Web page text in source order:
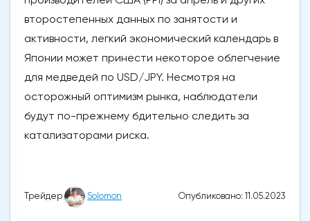
второстепенных данных по занятости и
активности, легкий экономический календарь в
Японии может принести некоторое облегчение
для медведей по USD/JPY. Несмотря на
осторожный оптимизм рынка, наблюдатели
будут по-прежнему бдительно следить за
катализаторами риска.
Трейдер Solomon Опубликовано: 11.05.2023